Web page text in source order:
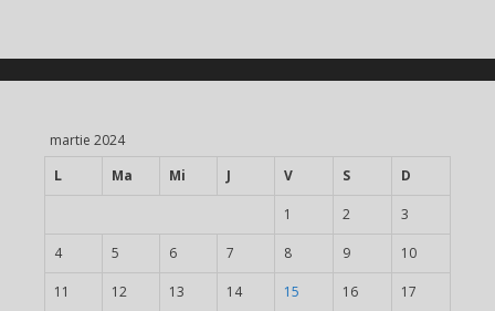
martie 2024
L
Ma Mi J V S D
1 2 3
4 5 6 7 8 9 10
11 12 13 14 15 16 17